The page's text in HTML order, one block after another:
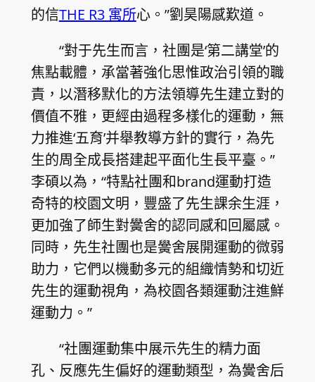
的信THE R3 寓所心。”劉昊陽感歎道。
“對于先生而言，社團是‘第二講堂’的
焦點載體，承當著強化思惟政治引領的職
責，以潛移默化的方法領導先生建立對的
價值不雅，更經由過程多樣化的運動，無
力推進‘五育’并舉教導方針的實行，為先
生的周全成長搭建起平面化生長平臺。”
李碩以為，“特點社團和brand運動打造
奇特的校園文明，豐盛了先生課余生涯，
更加強了師生對黌舍的認同感和回屬感。
同時，先生社團也是黌舍展開運動的微弱
助力，它們以機動多元的組織情勢和切近
先生的運動視角，為校園各類運動注進鮮
運動力。”
“社團運動集中展示先生的精力面
孔、反應先生偏好的運動類型，為黌舍后